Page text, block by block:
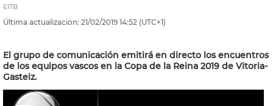
EITB
Última actualización: 21/02/2019 14:52 (UTC+1)
El grupo de comunicación emitirá en directo los encuentros
de los equipos vascos en la Copa de la Reina 2019 de Vitoria-
Gasteiz.